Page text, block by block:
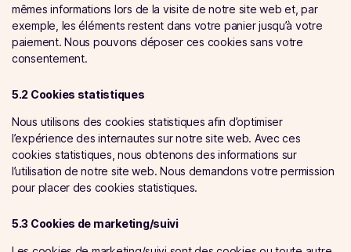
mêmes informations lors de la visite de notre site web et, par
exemple, les éléments restent dans votre panier jusqu’à votre
paiement. Nous pouvons déposer ces cookies sans votre
consentement.
5.2 Cookies statistiques
Nous utilisons des cookies statistiques afin d’optimiser
l’expérience des internautes sur notre site web. Avec ces
cookies statistiques, nous obtenons des informations sur
l’utilisation de notre site web. Nous demandons votre permission
pour placer des cookies statistiques.
5.3 Cookies de marketing/suivi